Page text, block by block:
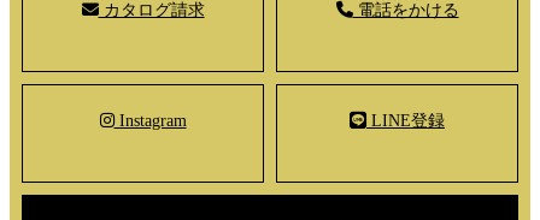
カタログ請求 電話をかける
Instagram LINE登録